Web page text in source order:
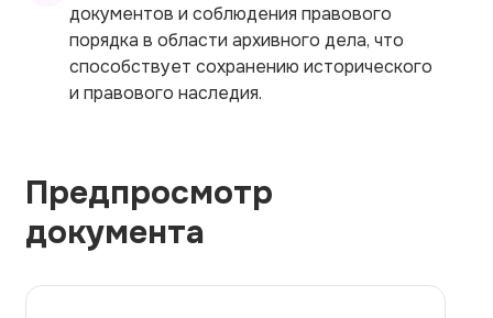
документов и соблюдения правового
порядка в области архивного дела, что
способствует сохранению исторического
и правового наследия.
Предпросмотр
документа